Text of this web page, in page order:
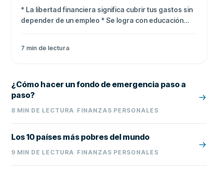
* La libertad financiera significa cubrir tus gastos sin
depender de un empleo * Se logra con educación
tranquilo con sus ahorros * No requiere ser
7 min de lectura
¿Cómo hacer un fondo de emergencia paso a
paso?
8 MIN DE LECTURA FINANZAS PERSONALES
Los 10 países más pobres del mundo
9 MIN DE LECTURA FINANZAS PERSONALES